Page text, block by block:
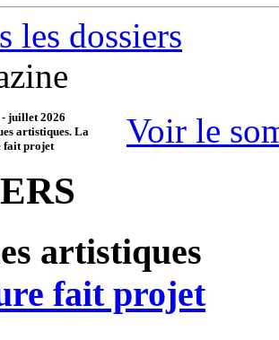
les dossiers
- juillet 2026
artistiques. La
fait projet
Voir le
artistiques
fait projet